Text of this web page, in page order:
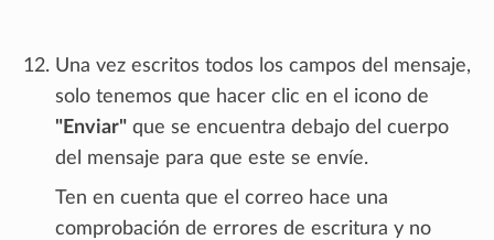
Una vez escritos todos los campos del mensaje,
solo tenemos que hacer clic en el icono de
"Enviar" que se encuentra debajo del cuerpo
del mensaje para que este se envíe.
Ten en cuenta que el correo hace una
comprobación de errores de escritura y no